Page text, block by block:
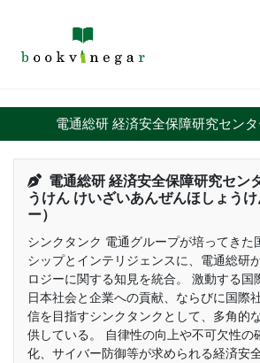
電通総研 経済安全保障研究セン
電通総研 経済安全保障研究セン
うけん けいざいあんぜんほしょう
ー）
シンクタンク 電通グループが培ってきた
シップとインテリジェンスに、電通総研
ロジーに関する知見を統合。 激動する国
日本社会と企業への貢献、ならびに国際
信を目指すシンクタンクとして、多角的
供している。 自律性の向上や不可欠性の
化、サイバー防御等が求められる経済安